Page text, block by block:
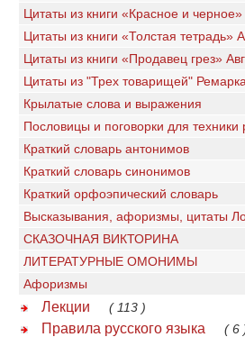
Цитаты из книги «Красное и черное»
Цитаты из книги «Толстая тетрадь»
Цитаты из книги «Продавец грез»
Цитаты из "Трех товарищей" Ремарка
Крылатые слова и выражения
Пословицы и поговорки для техники
Краткий словарь антонимов
Краткий словарь синонимов
Краткий орфоэпический словарь
Высказывания, афоризмы, цитаты
СКАЗОЧНАЯ ВИКТОРИНА
ЛИТЕРАТУРНЫЕ ОМОНИМЫ
Афоризмы
Лекции ( 113 )
Правила русского языка ( 6